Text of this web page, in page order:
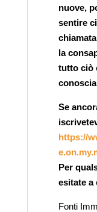
nuove,
sentire
la
tutto ciò
Se
https://
Per
esitate a
Fonti